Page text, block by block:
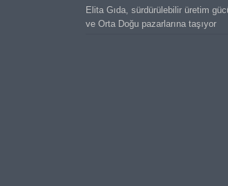
Elita Gıda, sürdürülebilir üretim
ve Orta Doğu pazarlarına taşıyor